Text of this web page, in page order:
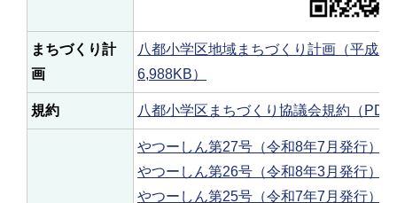
まちづくり計
画
八都小学区地域まちづくり計画（平成
6,988KB）
規約 八都小学区まちづくり協議会規約（
やつーしん第27号（令和8年7月発行）
やつーしん第26号（令和8年3月発行）
やつーしん第25号（令和7年7月発行）